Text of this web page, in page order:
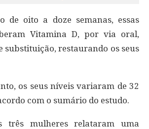
de oito a doze semanas, essas
Vitamina D, por via oral,
substituição, restaurando os seus
os seus níveis variaram de 32
com o sumário do estudo.
três mulheres relataram uma